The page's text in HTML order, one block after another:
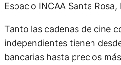
Espacio INCAA Santa Rosa,
Tanto las cadenas de cine
independientes tienen
bancarias hasta precios